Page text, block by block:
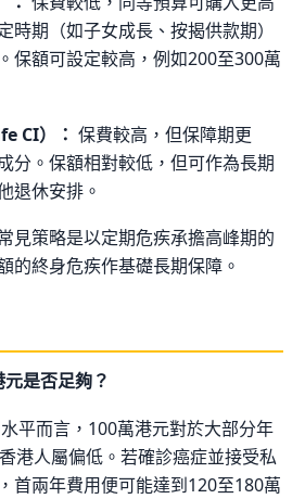
時期（如子女成長、按揭供款期）
保額可設定較高，例如200至300萬
CI）： 保費較高，但保障期更
分。保額相對較低，但可作為長期
退休安排。
見策略是以定期危疾承擔高峰期的
的終身危疾作基礎長期保障。
是否足夠？
平而言，100萬港元對於大部分年
港人屬偏低。若確診癌症並接受私
首兩年費用便可能達到120至180萬